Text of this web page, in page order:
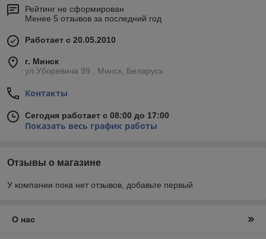
Рейтинг не сформирован
Менее 5 отзывов за последний год
Работает с 20.05.2010
г. Минск
ул.Уборевича 99 , Минск, Беларусь
Контакты
Сегодня работает с 08:00 до 17:00
Показать весь график работы
Отзывы о магазине
У компании пока нет отзывов, добавьте первый
О нас